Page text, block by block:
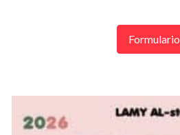
Formulario